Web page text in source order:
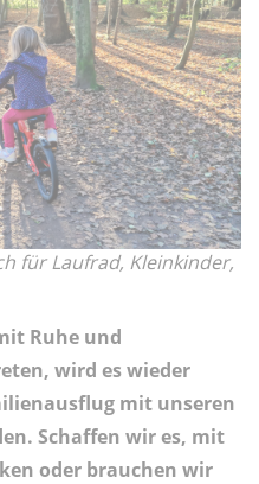
für Laufrad, Kleinkinder,
Ruhe und
wird es wieder
mit unseren
Schaffen wir es, mit
oder brauchen wir